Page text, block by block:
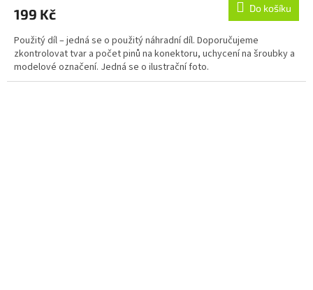
199 Kč Do košíku
Použitý díl – jedná se o použitý náhradní díl. Doporučujeme
zkontrolovat tvar a počet pinů na konektoru, uchycení na šroubky a
modelové označení. Jedná se o ilustrační foto.